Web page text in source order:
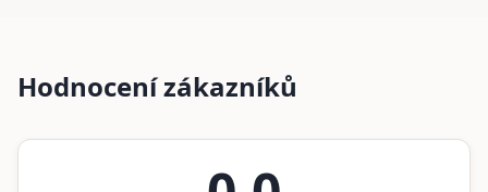
Hodnocení zákazníků